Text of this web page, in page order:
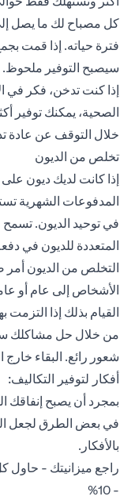
فترة حياته. إذا قمت
سيصبح التوفير ملحوظ.
إذا كنت تدخن، فكر في
خلال التوقف عن عادة
تخلص من الديون
إذا كانت لديك ديون
المدفوعات الشهرية
في توحيد الديون. تسمح
المتعددة للديون في
التخلص من الديون
الأشخاص إلى عام أو
القيام بذلك إذا التزمت
من خلال حل مشاكلك
شعور رائع. البقاء
أفكار لتوفير التكاليف:
بمجرد أن يصبح إنفاقك
في بعض الطرق لجعل
بالأفكار.
- 10%